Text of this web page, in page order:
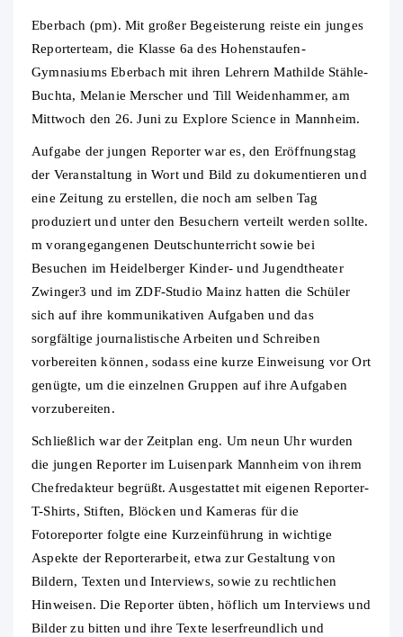
Eberbach (pm). Mit großer Begeisterung reiste ein junges
Reporterteam, die Klasse 6a des Hohenstaufen-
Gymnasiums Eberbach mit ihren Lehrern Mathilde Stähle-
Buchta, Melanie Merscher und Till Weidenhammer, am
Mittwoch den 26. Juni zu Explore Science in Mannheim.
Aufgabe der jungen Reporter war es, den Eröffnungstag
der Veranstaltung in Wort und Bild zu dokumentieren und
eine Zeitung zu erstellen, die noch am selben Tag
produziert und unter den Besuchern verteilt werden sollte.
m vorangegangenen Deutschunterricht sowie bei
Besuchen im Heidelberger Kinder- und Jugendtheater
Zwinger3 und im ZDF-Studio Mainz hatten die Schüler
sich auf ihre kommunikativen Aufgaben und das
sorgfältige journalistische Arbeiten und Schreiben
vorbereiten können, sodass eine kurze Einweisung vor Ort
genügte, um die einzelnen Gruppen auf ihre Aufgaben
vorzubereiten.
Schließlich war der Zeitplan eng. Um neun Uhr wurden
die jungen Reporter im Luisenpark Mannheim von ihrem
Chefredakteur begrüßt. Ausgestattet mit eigenen Reporter-
T-Shirts, Stiften, Blöcken und Kameras für die
Fotoreporter folgte eine Kurzeinführung in wichtige
Aspekte der Reporterarbeit, etwa zur Gestaltung von
Bildern, Texten und Interviews, sowie zu rechtlichen
Hinweisen. Die Reporter übten, höflich um Interviews und
Bilder zu bitten und ihre Texte leserfreundlich und